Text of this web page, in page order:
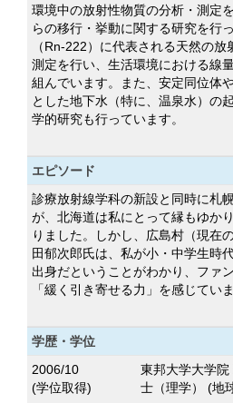
環境中の放射性物質の分析・測定
らの移行・挙動に関する研究を行
（Rn-222）に代表される天然の
測定を行い、生活環境における線
組んでいます。また、安定同位体
とした地下水（特に、温泉水）の
学的研究も行っています。
エピソード
診療放射線学科の新設と同時に札
が、北海道は私にとって縁もゆか
りました。しかし、広島村（現在
田郁次郎氏は、私が小・中学生時
出身だということがわかり、ファ
「緩く引き寄せる力」を感じていま
学歴・学位
2006/10
(学位取得)
東邦大学大学
士（理学） (地